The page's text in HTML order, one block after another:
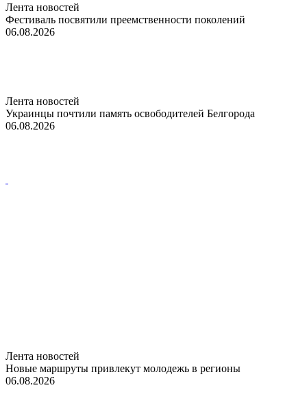
Лента новостей
Фестиваль посвятили преемственности поколений
06.08.2026
Лента новостей
Украинцы почтили память освободителей Белгорода
06.08.2026
Лента новостей
Новые маршруты привлекут молодежь в регионы
06.08.2026